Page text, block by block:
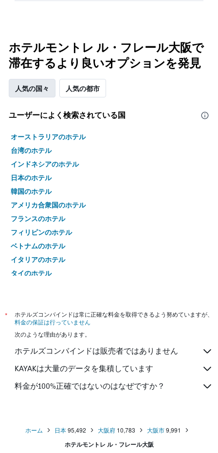
ホテルモントレ ル・フレール大阪で
滞在するより良いオプションを発見
人気の国々 人気の都市
ユーザーによく検索されている国
オーストラリアのホテル
台湾のホテル
インドネシアのホテル
日本のホテル
韓国のホテル
アメリカ合衆国のホテル
フランスのホテル
フィリピンのホテル
ベトナムのホテル
イタリアのホテル
タイのホテル
*
ホテルズコンバインドは常に正確な料金を取得できるよう努めていますが、
料金の保証は行っていません
次のような理由があります。
ホテルズコンバインドは販売者ではありません
KAYAKは大量のデータを集積しています
料金が100%正確ではないのはなぜですか？
ホーム 日本95,492 大阪府 10,783 大阪市9,991
ホテルモントレ ル・フレール大阪